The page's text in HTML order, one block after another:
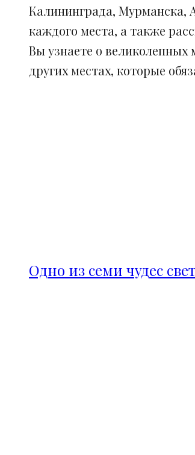
Калининграда, Мурманска,
каждого места, а также
Вы узнаете о великолепных
других местах, которые
Одно из семи чудес